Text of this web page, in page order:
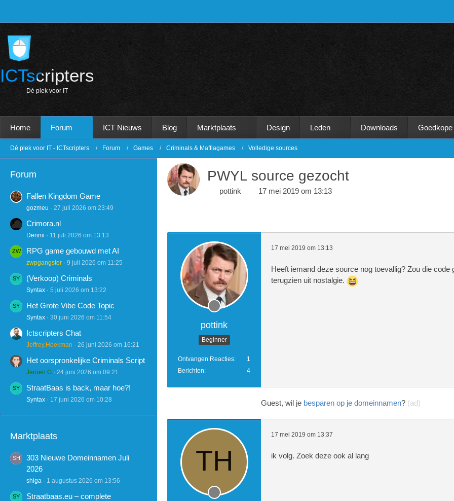
ICTscripters
Dé p e k voor T
Home Forum ICT Nieuws Blog Marktplaats Design Leden Downloads
Dé plek voor IT - ICTscripters Forum Games Criminals & Maffiagames Volledige sources
Forum
Fallen Kingdom Game
gozmeu 27 juli 2026 om 23:49
Crimora.nl
Dennii 11 juli 2026 om 13:13
RPG game gebouwd met AI
zwpgangster 9 juli 2026 om 11:25
(Verkoop) Criminals
Syntax 5 juli 2026 om 13:22
Het Grote Vibe Code Topic
Syntax 30 juni 2026 om 11:54
Ictscripters Chat
Jeffrey.Hoekman 26 juni 2026 om 16:21
Het oorspronkelijke Criminals Script
Jeroen.G 24 juni 2026 om 09:21
StraatBaas is back, maar hoe?!
Syntax 17 juni 2026 om 10:28
Marktplaats
303 Nieuwe Domeinnamen Juli
2026
shiga 1 augustus 2026 om 13:56
Straatbaas.eu – complete
PWYL source gezocht
pottink 17 mei 2019 om 13:13
pottink
Beginner
Ontvangen Reacties
1
Berichten
4
17 mei 2019 om 13:13
Heeft iemand deze source nog toevallig? Zou die code
terugzien uit nostalgie.
Guest, wil je besparen op je domeinnamen? (ad)
17 mei 2019 om 13:37
ik volg. Zoek deze ook al lang